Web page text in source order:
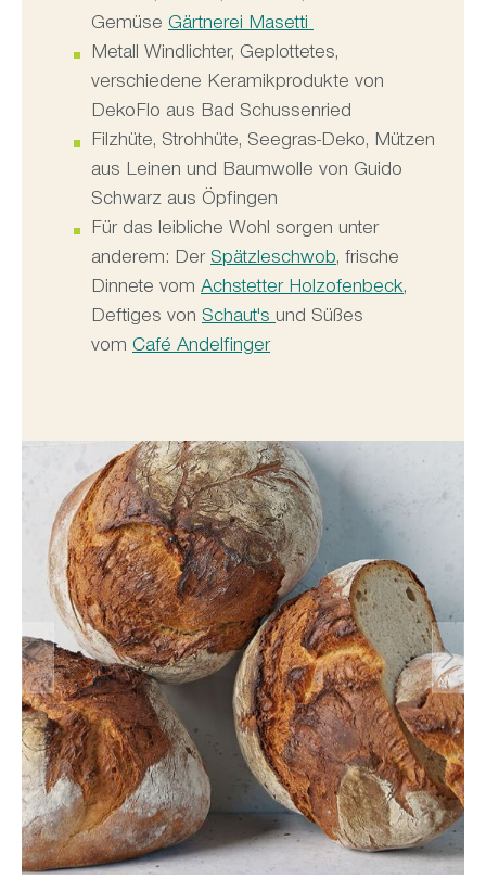
Gemüse Gärtnerei Masetti
Metall Windlichter, Geplottetes,
verschiedene Keramikprodukte von
DekoFlo aus Bad Schussenried
Filzhüte, Strohhüte, Seegras-Deko, Mützen
aus Leinen und Baumwolle von Guido
Schwarz aus Öpfingen
Für das leibliche Wohl sorgen unter
anderem: Der Spätzleschwob, frische
Dinnete vom Achstetter Holzofenbeck,
Deftiges von Schaut'sund Süßes
vom Café Andelfinger